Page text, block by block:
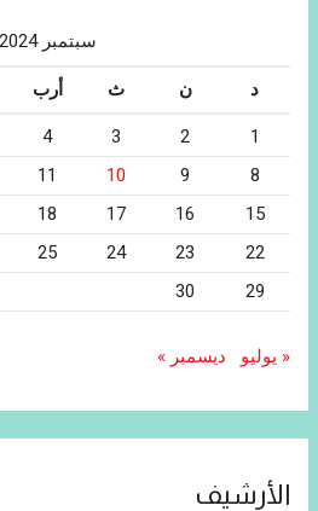
سبتمبر 2024
د ن ث أرب
1
2
3
4
8
9
10
11
15
16
17
18
22
23
24
25
29
30
« يوليو ديسمبر »
الأرشيف